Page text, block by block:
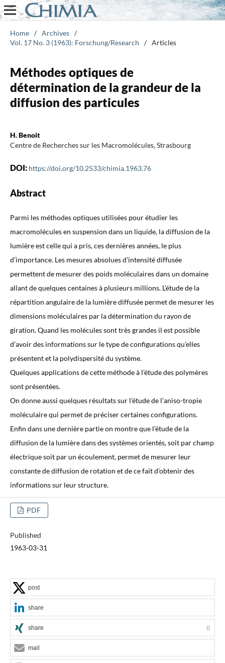
Home / Archives /
Vol. 17 No. 3 (1963): Forschung/Research
/ Articles
Méthodes optiques de
détermination de la grandeur de la
diffusion des particules
H. Benoit
Centre de Recherches sur les Macromolécules, Strasbourg
DOI: https://doi.org/10.2533/chimia.1963.76
Abstract
Parmi les méthodes optiques utilisées pour étudier les
macromolécules en suspension dans un liquide, la diffusion de la
lumière est celle qui a pris, ces dernières années, le plus
d’importance. Les mesures absolues d’intensité diffusée
permettent de mesurer des poids moléculaires dans un domaine
allant de quelques centaines à plusieurs millions. L’étude de la
répartition angulaire de la lumière diffusée permet de mesurer les
dimensions moléculaires par la détermination du rayon de
giration. Quand les molécules sont très grandes il est possible
d’avoir des informations sur le type de configurations qu’elles
présentent et la polydispersité du système.
Quelques applications de cette méthode à l’étude des polymères
sont présentées.
On donne aussi quelques résultats sur l’étude de l’aniso-tropie
moléculaire qui permet de préciser certaines configurations.
Enfin dans une dernière partie on montre que l’étude de la
diffusion de la lumière dans des systèmes orientés, soit par champ
électrique soit par un écoulement, permet de mesurer leur
constante de diffusion de rotation et de ce fait d’obtenir des
informations sur leur structure.
PDF
Published
1963-03-31
post
share
share 0
mail